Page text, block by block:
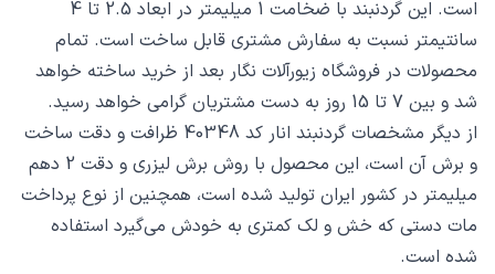
است. این گردنبند با ضخامت 1 میلیمتر در ابعاد 2.5 تا 4
سانتیمتر نسبت به سفارش مشتری قابل ساخت است. تمام
محصولات در فروشگاه زیورآلات نگار بعد از خرید ساخته خواهد
شد و بین 7 تا 15 روز به دست مشتریان گرامی خواهد رسید.
از دیگر مشخصات گردنبند انار کد 40348 ظرافت و دقت ساخت
و برش آن است، این محصول با روش برش لیزری و دقت 2 دهم
میلیمتر در کشور ایران تولید شده است، همچنین از نوع پرداخت
مات دستی که خش و لک کمتری به خودش می‌گیرد استفاده
شده است.